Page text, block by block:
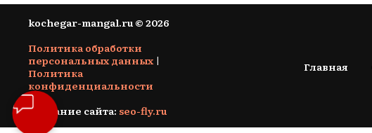
kochegar-mangal.ru © 2026
Политика обработки
персональных данных |
Политика
конфиденциальности
Создание сайта: seo-fly.ru
Главная